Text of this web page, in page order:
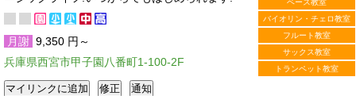
ベース教室
バイオリン・チェロ教室
フルート教室
サックス教室
トランペット教室
月謝 9,350 円～
兵庫県西宮市甲子園八番町1-100-2F